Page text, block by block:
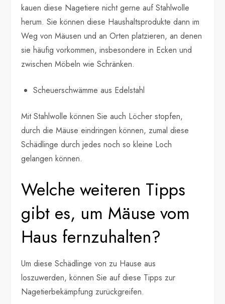
kauen diese Nagetiere nicht gerne auf Stahlwolle
herum. Sie können diese Haushaltsprodukte dann im
Weg von Mäusen und an Orten platzieren, an denen
sie häufig vorkommen, insbesondere in Ecken und
zwischen Möbeln wie Schränken.
Scheuerschwämme aus Edelstahl
Mit Stahlwolle können Sie auch Löcher stopfen,
durch die Mäuse eindringen können, zumal diese
Schädlinge durch jedes noch so kleine Loch
gelangen können.
Welche weiteren Tipps
gibt es, um Mäuse vom
Haus fernzuhalten?
Um diese Schädlinge von zu Hause aus
loszuwerden, können Sie auf diese Tipps zur
Nagetierbekämpfung zurückgreifen.